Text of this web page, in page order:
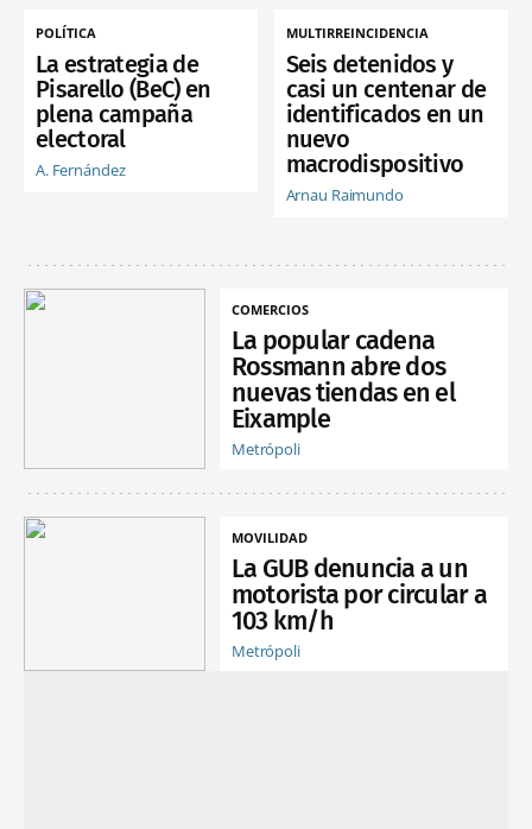
POLÍTICA
La estrategia de
Pisarello (BeC) en
plena campaña
electoral
A. Fernández
MULTIRREINCIDENCIA
Seis detenidos y
casi un centenar de
identificados en un
nuevo
macrodispositivo
Arnau Raimundo
COMERCIOS
La popular cadena
Rossmann abre dos
nuevas tiendas en el
Eixample
Metrópoli
MOVILIDAD
La GUB denuncia a un
motorista por circular a
103 km/h
Metrópoli